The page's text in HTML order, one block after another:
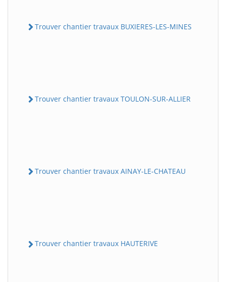
Trouver chantier travaux BUXIERES-LES-MINES
Trouver chantier travaux TOULON-SUR-ALLIER
Trouver chantier travaux AINAY-LE-CHATEAU
Trouver chantier travaux HAUTERIVE